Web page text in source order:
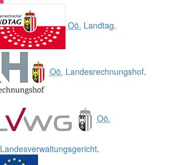
Oö. Landtag.
Oö. Landesrechnungshof.
Oö.
Landesverwaltungsgericht.